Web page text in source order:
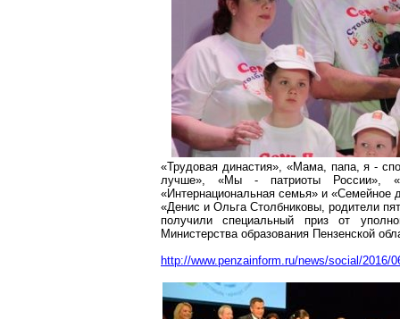
«Трудовая династия», «Мама, папа, я -
лучше», «Мы - патриоты России»,
«Интернациональная семья» и «Семейное
«Денис и Ольга Столбниковы, родители
получили специальный приз от
Министерства образования Пензенской
http://www.penzainform.ru/news/social/